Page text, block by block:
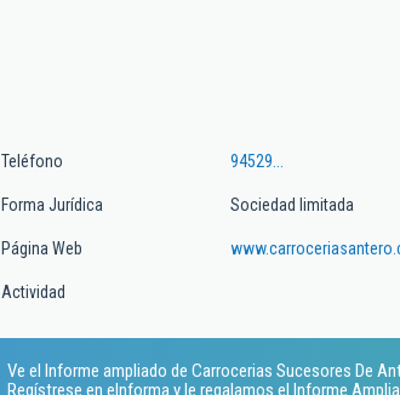
Teléfono 94529...
Forma Jurídica Sociedad limitada
Página Web
Actividad
Ve el Informe ampliado de Carrocerias Sucesores De
Regístrese en eInforma y le regalamos el Informe